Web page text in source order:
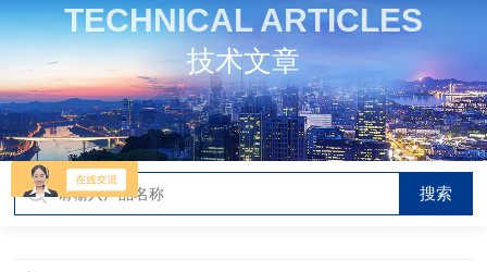
TECHNICAL ARTICLES
技术文章